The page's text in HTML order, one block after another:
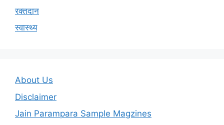
रक्तदान
स्वास्थ्य
About Us
Disclaimer
Jain Parampara Sample Magzines